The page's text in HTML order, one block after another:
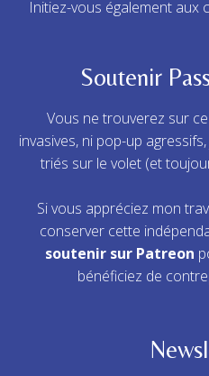
Initiez-vous également aux
Soutenir
Vous ne trouverez sur
invasives, ni pop-up
triés sur le volet (et
Si vous appréciez mon
conserver cette
soutenir sur Patreon
bénéficiez de